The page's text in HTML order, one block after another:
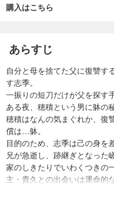
購入はこちら
あらすじ
自分と母を捨てた父に復讐す
す志季。
一振りの短刀だけが父を探す
ある夜、穂積という男に躰の
穂積はなんの気まぐれか、復
償は…躰。
目的のため、志季は己の身
兄が急逝し、跡継ぎとなった
家のしきたりでいわくつきの
主・貴久との出会いは運命